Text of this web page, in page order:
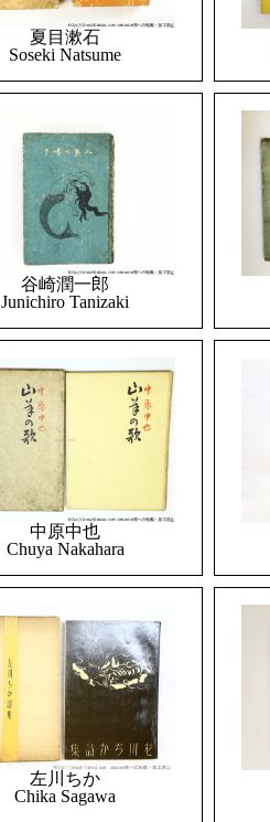
夏目漱石
Soseki Natsume
谷崎潤一郎
Junichiro Tanizaki
中原中也
Chuya Nakahara
左川ちか
Chika Sagawa